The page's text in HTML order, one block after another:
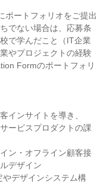
ートフォリオをご提出
でない場合は、応募条
で学んだこと（IT企業
やプロジェクトの経験
Formのポートフォリ
インサイトを導き、
ービスプロダクトの課
ン・オフライン顧客接
デザイン
やデザインシステム構